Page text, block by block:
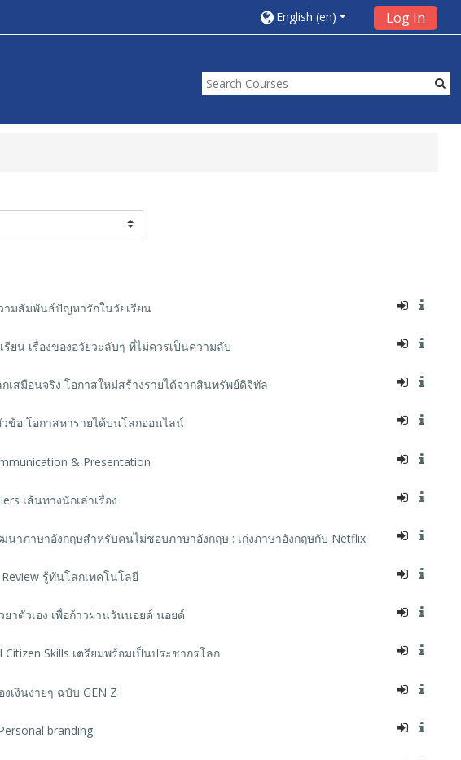
English ‎(en)‎ Log In
ามสัมพันธ์ปัญหารักในวัยเรียน
ยน เรื่องของอวัยวะลับๆ ที่ไม่ควรเป็นความลับ
สมือนจริง โอกาสใหม่สร้างรายได้จากสินทรัพย์ดิจิทัล
ข้อ โอกาสหารายได้บนโลกออนไลน์
& Presentation
เส้นทางนักเล่าเรื่อง
าภาษาอังกฤษสำหรับคนไม่ชอบภาษาอังกฤษ : เก่งภาษาอังกฤษกับ Netflix
รู้ทันโลกเทคโนโลยี
ยาตัวเอง เพื่อก้าวผ่านวันนอยด์ นอยด์
Skills เตรียมพร้อมเป็นประชากรโลก
เงินง่ายๆ ฉบับ GEN Z
branding